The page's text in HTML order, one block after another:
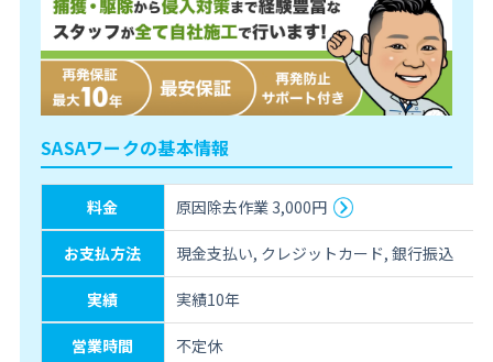
SASAワークの基本情報
料金 原因除去作業 3,000円
お支払方法 現金支払い, クレジットカード, 銀行振込
実績 実績10年
営業時間 不定休